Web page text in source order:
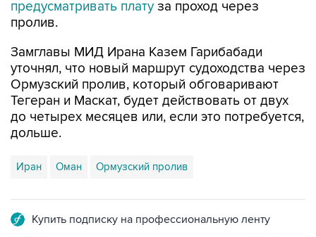
предусматривать плату за проход через
пролив.
Замглавы МИД Ирана Казем Гарибабади
уточнял, что новый маршрут судоходства через
Ормузский пролив, который обговаривают
Тегеран и Маскат, будет действовать от двух
до четырех месяцев или, если это потребуется,
дольше.
Иран Оман Ормузский пролив
Купить подписку на профессиональную ленту